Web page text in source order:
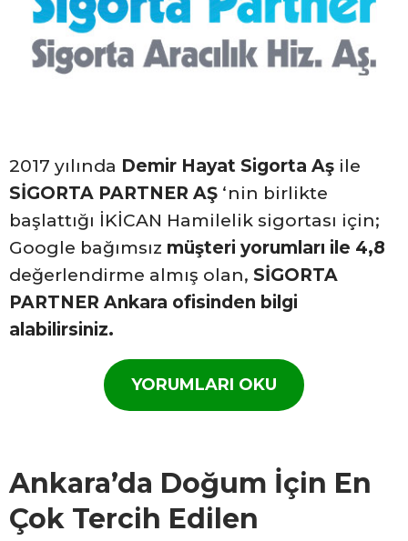
2017 yılında Demir Hayat Sigorta Aş ile
SİGORTA PARTNER AŞ ‘nin birlikte
başlattığı İKİCAN Hamilelik sigortası için;
Google bağımsız müşteri yorumları ile 4,8
değerlendirme almış olan, SİGORTA
PARTNER Ankara ofisinden bilgi
alabilirsiniz.
YORUMLARI OKU
Ankara’da Doğum İçin En
Çok Tercih Edilen